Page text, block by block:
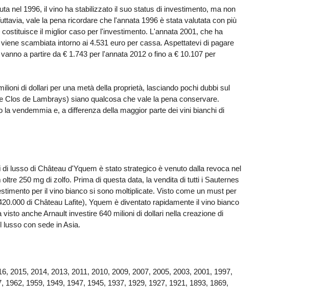
nel 1996, il vino ha stabilizzato il suo status di investimento, ma non
vale la pena ricordare che l'annata 1996 è stata valutata con più
il miglior caso per l'investimento. L'annata 2001, che ha
scambiata intorno ai 4.531 euro per cassa. Aspettatevi di pagare
a partire da € 1.743 per l'annata 2012 o fino a € 10.107 per
di dollari per una metà della proprietà, lasciando pochi dubbi sul
de Lambrays) siano qualcosa che vale la pena conservare.
vendemmia e, a differenza della maggior parte dei vini bianchi di
lusso di Château d'Yquem è stato strategico è venuto dalla revoca nel
250 mg di zolfo. Prima di questa data, la vendita di tutti i Sauternes
per il vino bianco si sono moltiplicate. Visto come un must per
di Château Lafite), Yquem è diventato rapidamente il vino bianco
anche Arnault investire 640 milioni di dollari nella creazione di
lusso con sede in Asia.
2015, 2014, 2013, 2011, 2010, 2009, 2007, 2005, 2003, 2001, 1997,
1959, 1949, 1947, 1945, 1937, 1929, 1927, 1921, 1893, 1869,